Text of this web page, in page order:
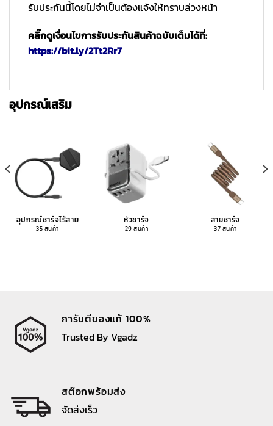
รับประกันนี้โดยไม่จำเป็นต้องแจ้งให้ทราบล่วงหน้า
คลิ๊กดูเงื่อนไขการรับประกันสินค้าฉบับเต็มได้ที่:
https://bit.ly/2Tt2Rr7
อุปกรณ์เสริม
อุปกรณ์ชาร์จไร้สาย
35 สินค้า
หัวชาร์จ
29 สินค้า
สายชาร์จ
37 สินค้า
การันตีของแท้ 100%
Trusted By Vgadz
สต๊อกพร้อมส่ง
จัดส่งเร็ว